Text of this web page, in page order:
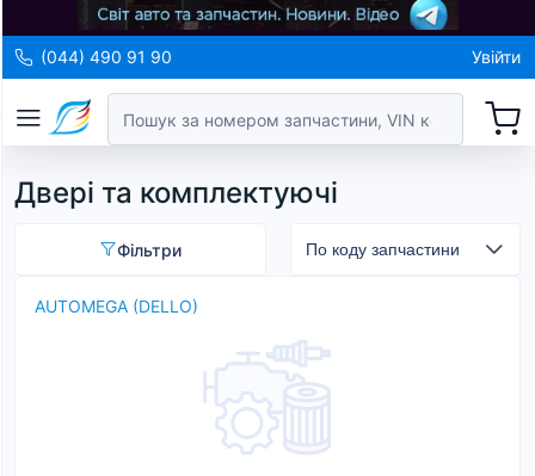
(044) 490 91 90 Увійти
Двері та комплектуючі
Фільтри
AUTOMEGA (DELLO)